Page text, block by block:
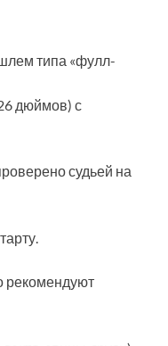
типа «фулл-
дюймов) с
судьей на
рекомендуют